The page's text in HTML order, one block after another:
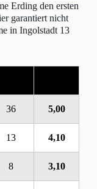
Erding den ersten
garantiert nicht
in Ingolstadt 13
36 5,00
13 4,10
8 3,10